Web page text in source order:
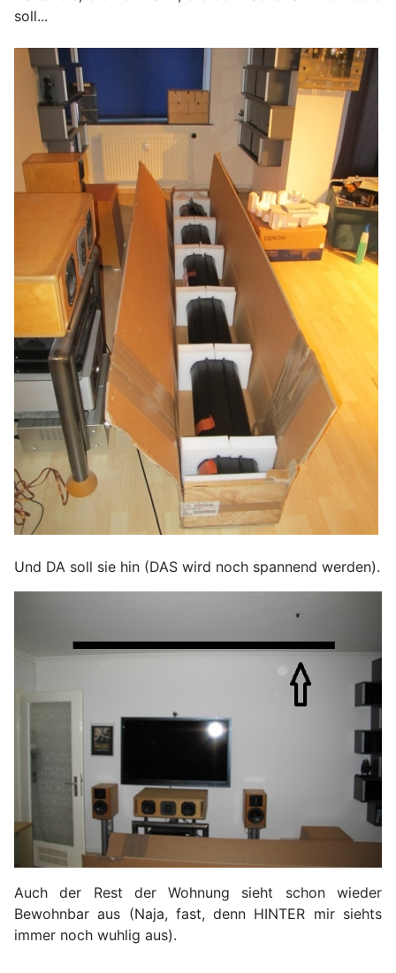
soll...
Und DA soll sie hin (DAS wird noch spannend werden).
Auch der Rest der Wohnung sieht schon wieder
Bewohnbar aus (Naja, fast, denn HINTER mir siehts
immer noch wuhlig aus).